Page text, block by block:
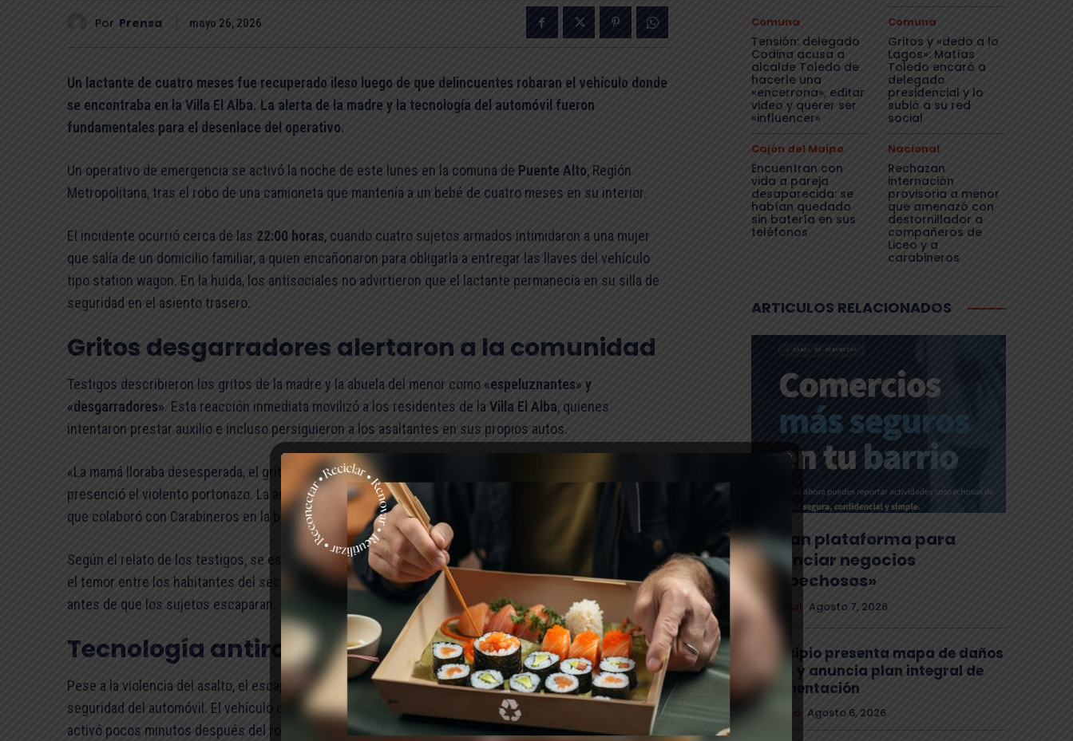
Por Prensa mayo 26, 2026
Un lactante de cuatro meses fue recuperado ileso luego de que delincuentes robaran el vehículo donde
se encontraba en la Villa El Alba. La alerta de la madre y la tecnología del automóvil fueron
fundamentales para el desenlace del operativo.
Un operativo de emergencia se activó la noche de este lunes en la comuna de Puente Alto, Región
Metropolitana, tras el robo de una camioneta que mantenía a un bebé de cuatro meses en su interior.
El incidente ocurrió cerca de las 22:00 horas, cuando cuatro sujetos armados intimidaron a una mujer
que salía de un domicilio familiar, a quien encañonaron para obligarla a entregar las llaves del vehículo
tipo station wagon. En la huida, los antisociales no advirtieron que el lactante permanecía en su silla de
seguridad en el asiento trasero.
Gritos desgarradores alertaron a la comunidad
Testigos describieron los gritos de la madre y la abuela del menor como «espeluznantes» y
«desgarradores». Esta reacción inmediata movilizó a los residentes de la Villa El Alba, quienes
intentaron prestar auxilio e incluso persiguieron a los asaltantes en sus propios autos.
«La mamá lloraba desesperada, el grito nos dejó a todos con mal cuerpo», relató uno de los vecinos que
presenció el violento portonazo. La angustia de la familia fue transmitida rápidamente a la comunidad,
que colaboró con Carabineros en la búsqueda inicial.
Según el relato de los testigos, se escucharon al menos tres disparos durante el asalto, lo que aumentó
el temor entre los habitantes del sector. La abuela de la menor incluso opuso resistencia física al robo
antes de que los sujetos escaparan.
Tecnología antirobo detuvo la huida
Pese a la violencia del asalto, el escape de los delincuentes se vio frustrado por el equipamiento de
seguridad del automóvil. El vehículo contaba con un
sistema de corta corriente , dispositivo que se
activó pocos minutos después del robo.
Comuna
Tensión: delegado
Codina acusa a
alcalde Toledo de
hacerle una
«encerrona», editar
video y querer ser
«influencer»
Comuna
Gritos y «dedo a lo
Lagos»: Matías
Toledo encaró a
delegado
presidencial y lo
subió a su red
social
Cajón del Maipo
Encuentran con
vida a pareja
desaparecida: se
habían quedado
sin batería en sus
teléfonos
Nacional
Rechazan
internación
provisoria a menor
que amenazó con
destornillador a
compañeros de
Liceo y a
carabineros
ARTICULOS RELACIONADOS
Lanzan plataforma para
denunciar negocios
«sospechosos»
Agosto 7, 2026
Municipio presenta mapa de daños
viales y anuncia plan integral de
pavimentación
Agosto 6, 2026